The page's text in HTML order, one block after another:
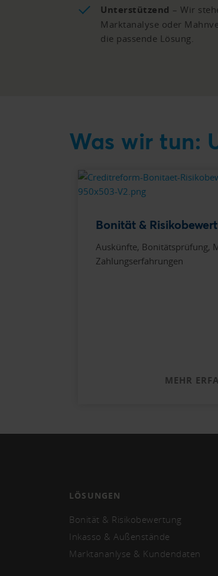
Unterstützend – Wir
Marktanalyse oder
die passende Lösung.
Was wir tun:
Bonität &
Auskünfte, Bonitätsprüfung,
Zahlungserfahrungen
MEHR
LÖSUNGEN
Bonität & Risikobewertung
Inkasso & Außenstände
Marktananlyse & Kundendaten